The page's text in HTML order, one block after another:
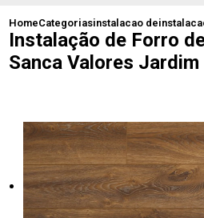
HomeCategoriasinstalacao de forros
Instalação de Forro
Sanca Valores Jardim